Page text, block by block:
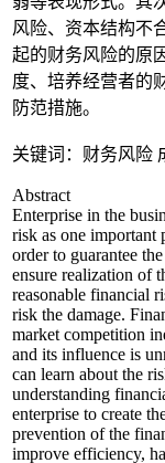
风险、资本结构不
起的财务风险的原
度、培养经营者的
防范措施。
关键词：财务风险
Abstract
Enterprise in the
risk as one important
order to guarantee
ensure realization of
reasonable financial
risk the damage.
market competition
and its influence is
can learn about the
understanding
enterprise to create
prevention of the
improve efficiency,